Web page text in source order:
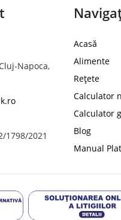
Napoca,
1798/2021
Acasă
Alimente
Rețete
Calculator
Calculator
Blog
Manual